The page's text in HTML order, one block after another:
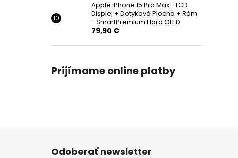
Apple iPhone 15 Pro Max - LCD
Displej + Dotyková Plocha + Rám
- SmartPremium Hard OLED
79,90 €
Prijímame online platby
Z
Odoberať newsletter